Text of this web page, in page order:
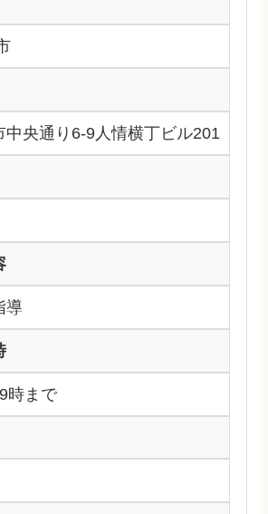
中央通り6-9人情横丁ビル201
導
時まで